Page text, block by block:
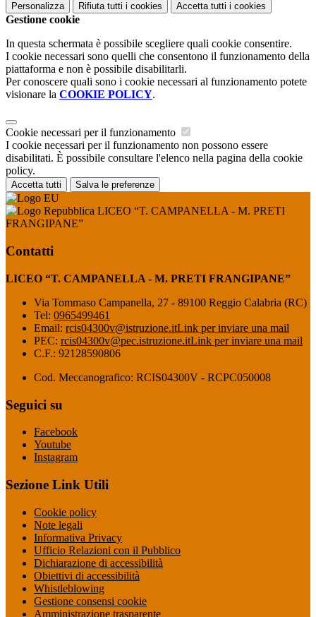
Personalizza Rifiuta tutti i cookies Accetta tutti i cookies
Gestione cookie
In questa schermata è possibile scegliere quali cookie consentire.
I cookie necessari sono quelli che consentono il funzionamento della
piattaforma e non è possibile disabilitarli.
Per conoscere quali sono i cookie necessari al funzionamento potete
visionare la COOKIE POLICY.
Cookie necessari per il funzionamento
I cookie necessari per il funzionamento non possono essere
disabilitati. È possibile consultare l'elenco nella pagina della cookie
policy.
Accetta tutti Salva le preferenze
LICEO “T. CAMPANELLA - M. PRETI
FRANGIPANE”
Contatti
LICEO “T. CAMPANELLA - M. PRETI FRANGIPANE”
Via Tommaso Campanella, 27 - 89100 Reggio Calabria (RC)
Tel: 0965499461
Email: rcis04300v@istruzione.itLink per inviare una mail
PEC: rcis04300v@pec.istruzione.itLink per inviare una mail
C.F.: 92128590806
Cod. Meccanografico: RCIS04300V - RCPC050008
Seguici su
Facebook
Youtube
Instagram
Sezione Link Utili
Cookie policy
Note legali
Informativa Privacy
Ufficio Relazioni con il Pubblico
Dichiarazione di accessibilità
Obiettivi di accessibilità
Whistleblowing
Gestione consensi cookie
Amministrazione trasparente